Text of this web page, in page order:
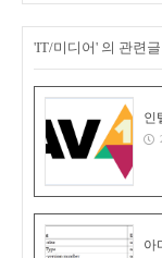
'IT/미디어' 의 관련글
인
아